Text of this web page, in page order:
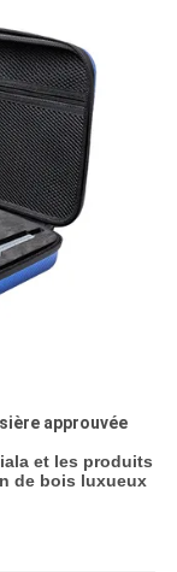
approuvée
et les produits
de bois luxueux